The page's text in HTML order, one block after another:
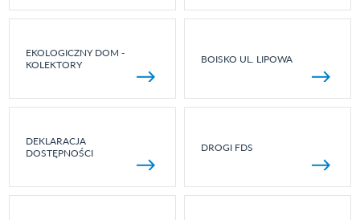
EKOLOGICZNY DOM -
KOLEKTORY
BOISKO UL. LIPOWA
DEKLARACJA
DOSTĘPNOŚCI
DROGI FDS